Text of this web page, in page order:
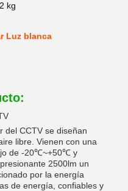
kg
Luz blanca
del CCTV se diseñan
libre. Vienen con una
de -20℃~+50℃ y
2500lm un
por la energía
de energía, confiables y